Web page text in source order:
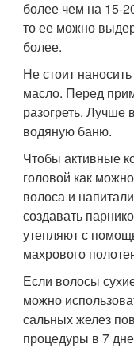
более чем на 15-
то ее можно
более.
Не стоит
масло. Перед
разогреть. Лучше
водяную баню.
Чтобы активные
головой как
волоса и
создавать
утепляют с
махрового
Если волосы
можно
сальных желез
процедуры в 7